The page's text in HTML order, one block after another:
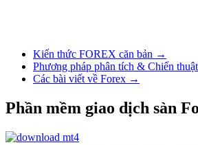
Kiến thức FOREX căn bản →
Phương pháp phân tích & Chiến
Các bài viết về Forex →
Phần mềm giao dịch sàn